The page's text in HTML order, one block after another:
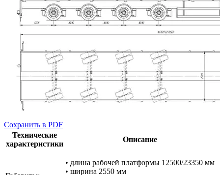
Cохранить в PDF
Технические
характеристики
Описание
• длина рабочей платформы 12500/23350 мм
• ширина 2550 мм